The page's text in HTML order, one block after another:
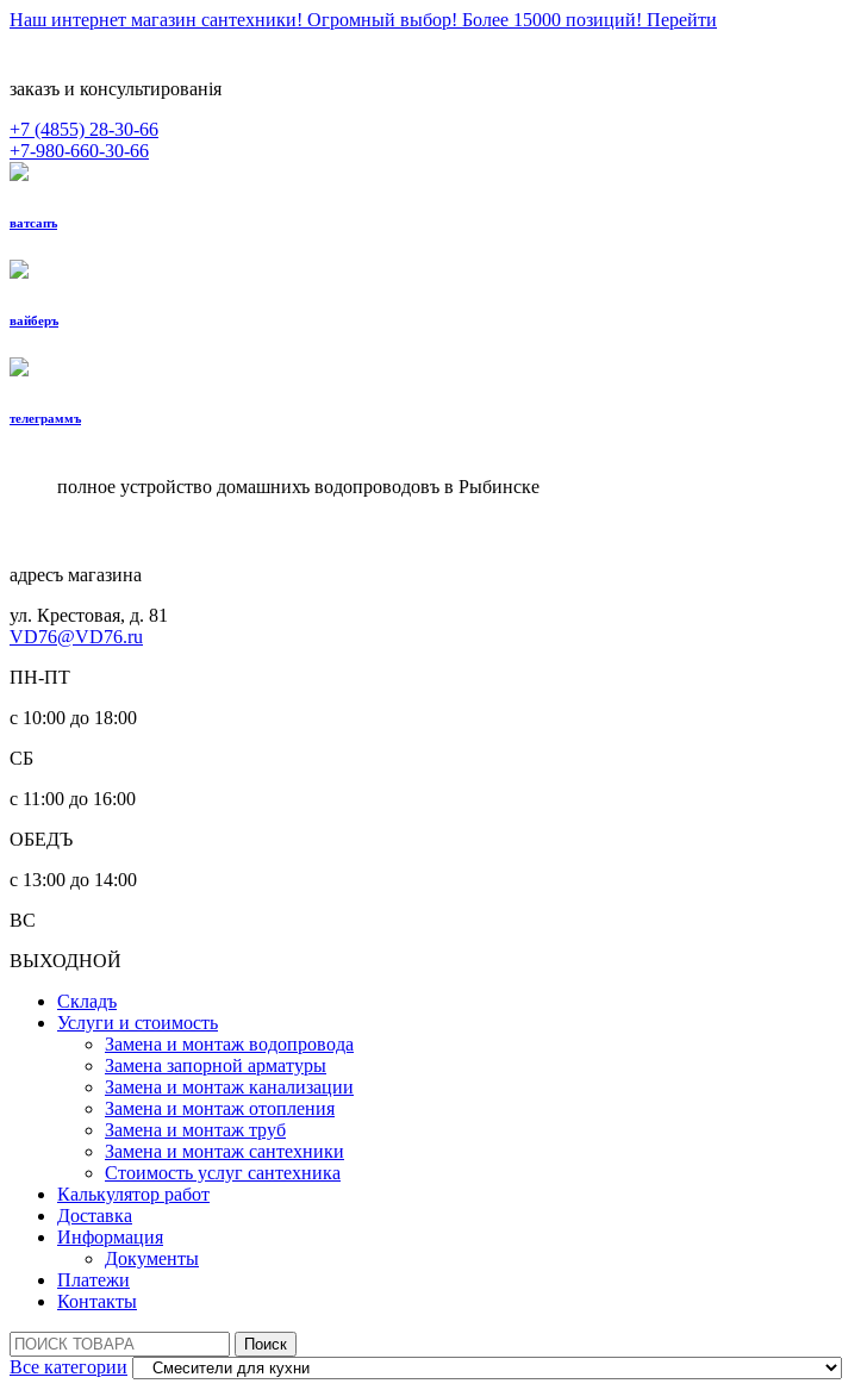
Наш интернет магазин сантехники! Огромный выбор! Более 15000 позиций! Перейти
заказъ и консультированiя
+7 (4855) 28-30-66
+7-980-660-30-66
ватсапъ
вайберъ
телеграммъ
полное устройство домашнихъ водопроводовъ в Рыбинске
адресъ магазина
ул. Крестовая, д. 81
VD76@VD76.ru
ПН-ПТ
с 10:00 до 18:00
СБ
с 11:00 до 16:00
ОБЕДЪ
с 13:00 до 14:00
ВС
ВЫХОДНОЙ
Складъ
Услуги и стоимость
Замена и монтаж водопровода
Замена запорной арматуры
Замена и монтаж канализации
Замена и монтаж отопления
Замена и монтаж труб
Замена и монтаж сантехники
Стоимость услуг сантехника
Калькулятор работ
Доставка
Информация
Документы
Платежи
Контакты
Поиск:
Поиск
Все категории